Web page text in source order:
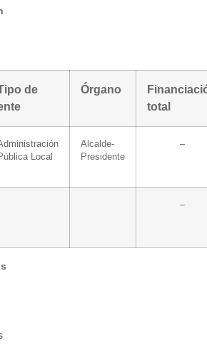
de
Órgano
total
Local
Alcalde-
Presidente
–
–